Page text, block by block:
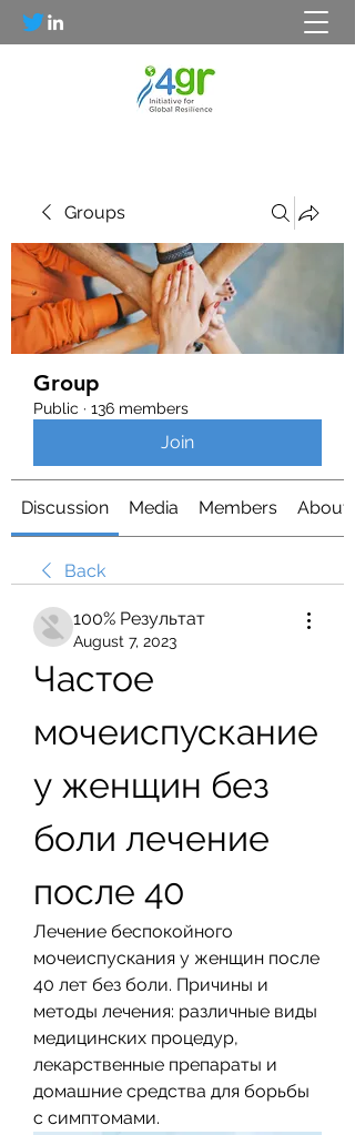
Groups
Group
Public · 136 members
Join
Discussion Media Members About
Back
100% Результат
August 7, 2023
Частое
мочеиспускание
у женщин без
боли лечение
после 40
Лечение беспокойного
мочеиспускания у женщин после
40 лет без боли. Причины и
методы лечения: различные виды
медицинских процедур,
лекарственные препараты и
домашние средства для борьбы
с симптомами.